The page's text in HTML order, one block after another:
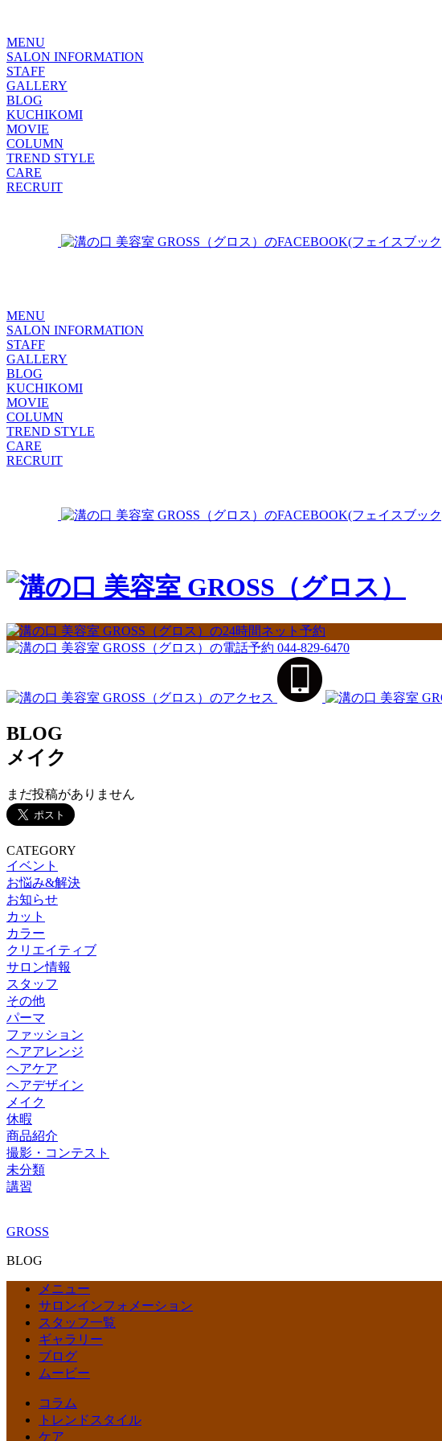
MENU
SALON INFORMATION
STAFF
GALLERY
BLOG
KUCHIKOMI
MOVIE
COLUMN
TREND STYLE
CARE
RECRUIT
MENU
SALON INFORMATION
STAFF
GALLERY
BLOG
KUCHIKOMI
MOVIE
COLUMN
TREND STYLE
CARE
RECRUIT
044-829-6470
BLOG
メイク
まだ投稿がありません
CATEGORY
イベント
お悩み&解決
お知らせ
カット
カラー
クリエイティブ
サロン情報
スタッフ
その他
パーマ
ファッション
ヘアアレンジ
ヘアケア
ヘアデザイン
メイク
休暇
商品紹介
撮影・コンテスト
未分類
講習
GROSS
BLOG
メニュー
サロンインフォメーション
スタッフ一覧
ギャラリー
ブログ
ムービー
コラム
トレンドスタイル
ケア